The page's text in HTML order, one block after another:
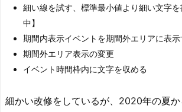
細い線を試す、標準最小値より細い文字
中】
期間内表示イベントを期間外エリアに表示
期間外エリア表示の変更
イベント時間枠内に文字を収める
細かい改修をしているが、2020年の夏か